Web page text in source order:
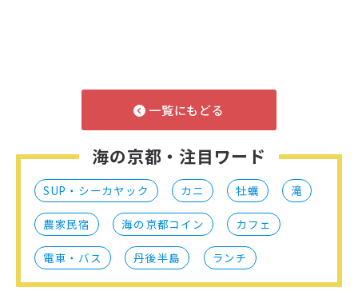
一覧にもどる
海の京都・注目ワード
SUP・シーカヤック カニ 牡蠣 滝
農家民宿 海の京都コイン カフェ
電車・バス 丹後半島 ランチ